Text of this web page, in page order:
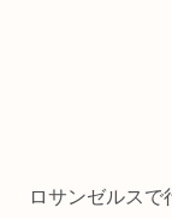
ロサンゼルス